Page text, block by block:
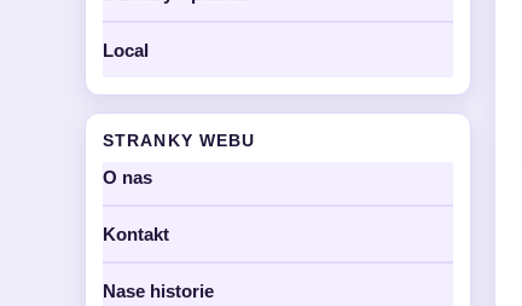
Local
STRANKY WEBU
O nas
Kontakt
Nase historie